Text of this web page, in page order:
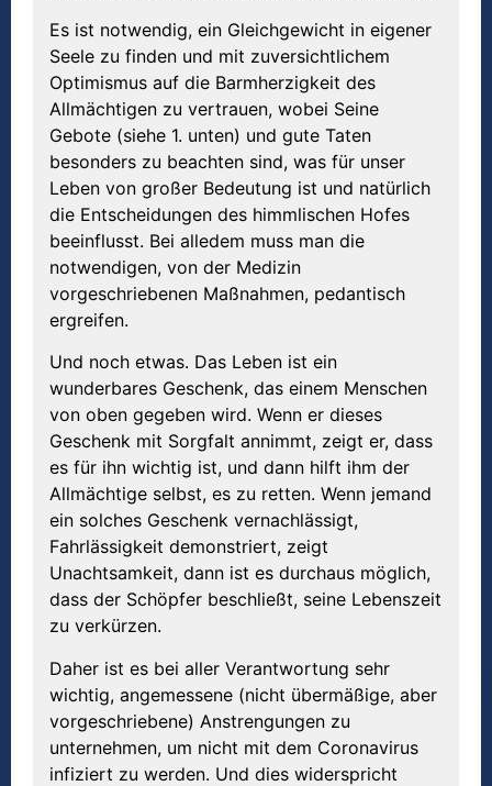
Es ist notwendig, ein Gleichgewicht in eigener
Seele zu finden und mit zuversichtlichem
Optimismus auf die Barmherzigkeit des
Allmächtigen zu vertrauen, wobei Seine
Gebote (siehe 1. unten) und gute Taten
besonders zu beachten sind, was für unser
Leben von großer Bedeutung ist und natürlich
die Entscheidungen des himmlischen Hofes
beeinflusst. Bei alledem muss man die
notwendigen, von der Medizin
vorgeschriebenen Maßnahmen, pedantisch
ergreifen.
Und noch etwas. Das Leben ist ein
wunderbares Geschenk, das einem Menschen
von oben gegeben wird. Wenn er dieses
Geschenk mit Sorgfalt annimmt, zeigt er, dass
es für ihn wichtig ist, und dann hilft ihm der
Allmächtige selbst, es zu retten. Wenn jemand
ein solches Geschenk vernachlässigt,
Fahrlässigkeit demonstriert, zeigt
Unachtsamkeit, dann ist es durchaus möglich,
dass der Schöpfer beschließt, seine Lebenszeit
zu verkürzen.
Daher ist es bei aller Verantwortung sehr
wichtig, angemessene (nicht übermäßige, aber
vorgeschriebene) Anstrengungen zu
unternehmen, um nicht mit dem Coronavirus
infiziert zu werden. Und dies widerspricht